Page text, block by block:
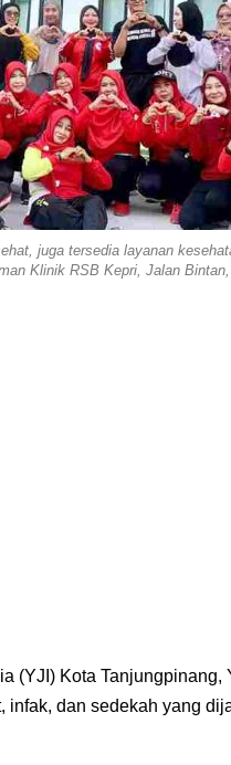
juga tersedia layanan
Klinik RSB Kepri, Jalan
(YJI) Kota Tanjungpinang,
dan sedekah yang